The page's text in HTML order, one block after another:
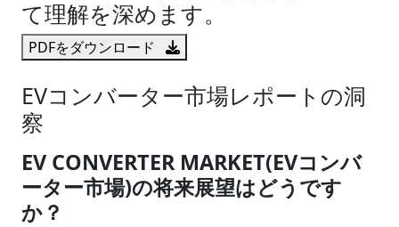
て理解を深めます。
PDFをダウンロード
EVコンバーター市場レポートの洞
察
EV CONVERTER MARKET(EVコンバ
ーター市場)の将来展望はどうです
か？